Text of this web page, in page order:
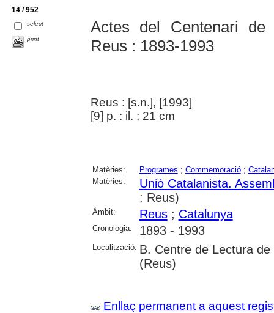
14 / 952
select
print
Actes del Centenari de
Reus : 1893-1993
Reus : [s.n.], [1993]
[9] p. : il. ; 21 cm
Matèries: Programes ; Commemoració;
Matèries:
Unió Catalanista.
: Reus)
Àmbit: Reus; Catalunya
Cronologia: 1893 - 1993
Localització: B. Centre de Lectura
(Reus)
Enllaç permanent a aquest